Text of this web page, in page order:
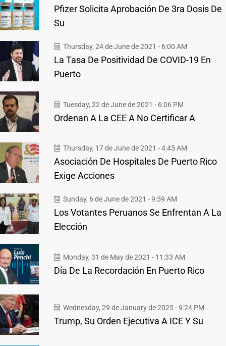
Pfizer Solicita Aprobación De 3ra Dosis De
Su
Thursday, 24 de June de 2021 - 6:00 AM
La Tasa De Positividad De COVID-19 En
Puerto
Tuesday, 22 de June de 2021 - 6:06 PM
Ordenan A La CEE A No Certificar A
Thursday, 17 de June de 2021 - 4:45 AM
Asociación De Hospitales De Puerto Rico
Exige Acciones
Sunday, 6 de June de 2021 - 9:59 AM
Los Votantes Peruanos Se Enfrentan A La
Elección
Monday, 31 de May de 2021 - 11:33 AM
Día De La Recordación En Puerto Rico
Wednesday, 29 de January de 2025 - 9:24 PM
Trump, Su Orden Ejecutiva A ICE Y Su